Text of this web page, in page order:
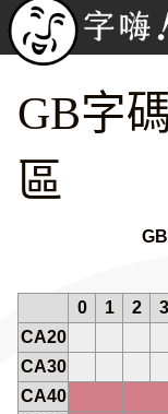
GB字
區
0
1 2 3
CA20
CA30
CA40